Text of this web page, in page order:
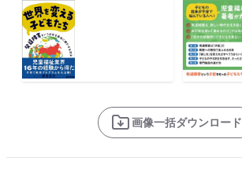
画像一括ダウンロード